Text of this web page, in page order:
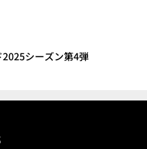
2025シーズン第4弾